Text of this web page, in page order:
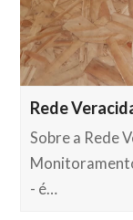
Rede
Sobre a Rede
- é…